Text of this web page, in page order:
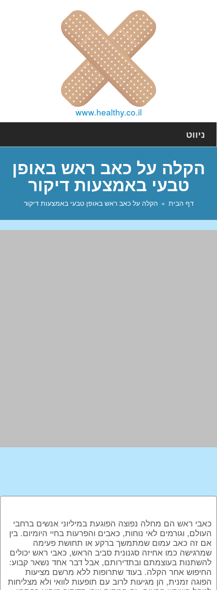
www.healthy.co.il
ניווט
הקלה על כאב ראש באופן
טבעי באמצעות דיקור
דף הבית הקלה על כאב ראש באופן טבעי באמצעות דיקור
כאבי ראש הם מחלה נפוצה הפוגעת במיליוני אנשים ברחבי
העולם, וגורמים לאי נוחות, כאבים והפרעות בחיי היומיום. בין
אם זה כאב עמום שמתמשך ברקע או תחושת פעימה
שמרגישה כמו אחיזה סגנונית סביב הראש, כאבי ראש יכולים
להשתנות בעוצמתם ובתדירותם, אבל דבר אחד נשאר קבוע:
החיפוש אחר הקלה. בעוד שתרופות ללא מרשם מציעות
הפוגה זמנית, הן מגיעות לרוב עם תופעות לוואי ולא מצליחות